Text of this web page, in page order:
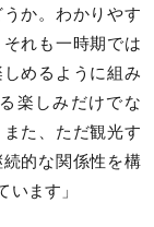
か。わかりやす
れも一時期では
めるように組み
楽しみだけでな
た、ただ観光す
的な関係性を構
います」